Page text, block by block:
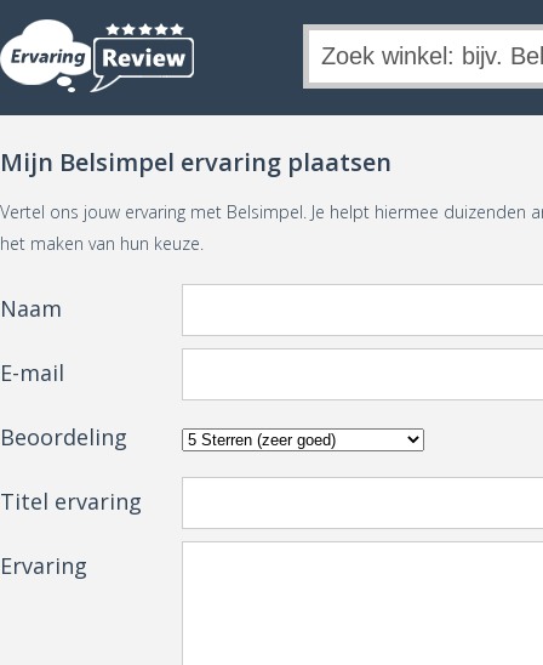
Mijn Belsimpel ervaring plaatsen
Vertel ons jouw ervaring met Belsimpel. Je helpt hiermee duizenden
het maken van hun keuze.
Naam
E-mail
Beoordeling
Titel ervaring
Ervaring